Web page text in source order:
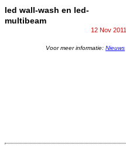
led wall-wash en led-
multibeam
12 Nov 2011
Voor meer informatie: Nieuws